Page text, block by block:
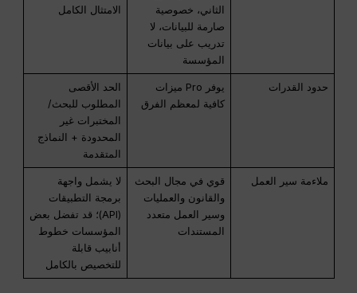
الثاني، خصوصية
صارمة للبيانات، لا
تدريب على بيانات
المؤسسة
الامتثال الكامل
حدود القدرات
يوفر Pro ميزات
كافية لمعظم الفرق
الحد الأقصى
المطلوب للبحث/
المختبرات غير
المحدودة + النماذج
المتقدمة
ملاءمة سير العمل
قوي في مجال البحث
والقانون والعمليات
وسير العمل متعدد
المستندات
لا يشمل واجهة
برمجة التطبيقات
(API)؛ قد تفضل بعض
المؤسسات خطوط
أنابيب قابلة
للتخصيص بالكامل